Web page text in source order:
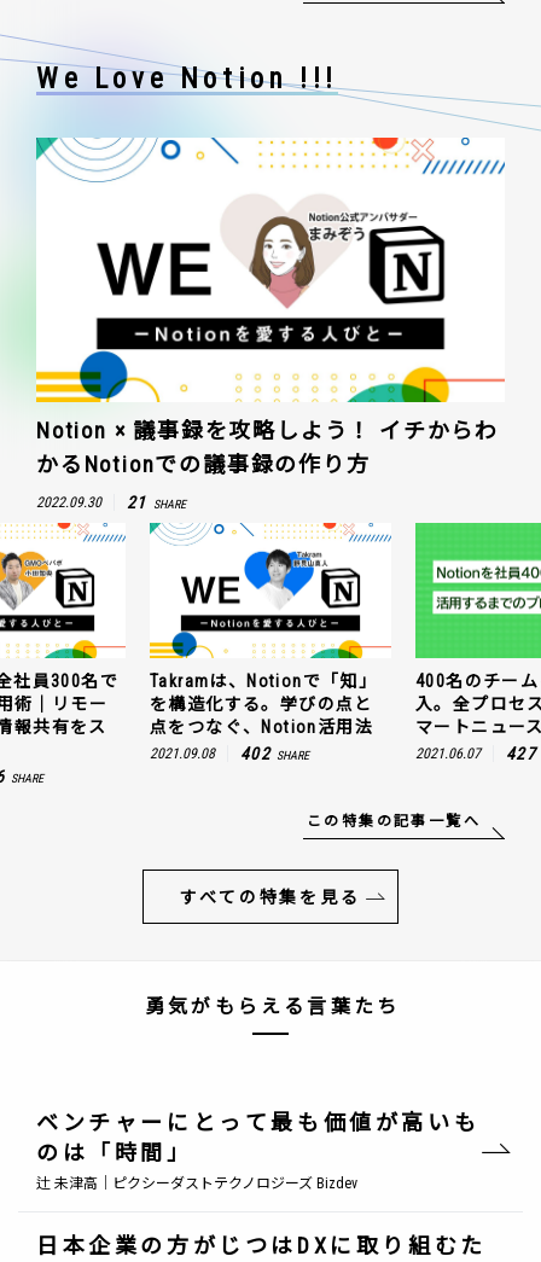
We Love Notion !!!
Notion × 議事録を攻略しよう！ イチからわ
かるNotionでの議事録の作り方
2022.09.30 21 SHARE
社員300名で
術｜リモー
報共有をス
SHARE
Takramは、Notionで「知」
を構造化する。学びの点と
点をつなぐ、Notion活用法
2021.09.08 402 SHARE
400名のチー
入。全プロセ
マートニュー
2021.06.07 427
この特集の記事一覧へ
すべての特集を見る
勇気がもらえる言葉たち
ベンチャーにとって最も価値が高いも
のは「時間」
辻 未津高｜ピクシーダストテクノロジーズ Bizdev
日本企業の方がじつはDXに取り組むた